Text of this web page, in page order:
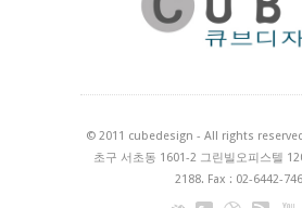
© 2011 cubedesign - All rights
초구 서초동 1601-2 그린빌오피스텔
2188. Fax : 02-6442-